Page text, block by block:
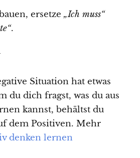
ersetze „Ich muss“
.
Situation hat etwas
du dich fragst, was du aus
kannst, behältst du
dem Positiven. Mehr
denken lernen